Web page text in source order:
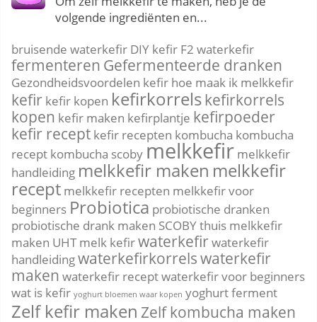
volgende ingrediënten en...
bruisende waterkefir DIY kefir F2 waterkefir
fermenteren Gefermenteerde dranken
Gezondheidsvoordelen kefir hoe maak ik melkkefir
kefir kefir kopen kefirkorrelskefirkorrels
kopen kefir maken kefirplantje kefirpoeder
kefir recept kefir recepten kombucha kombucha
recept kombucha scoby melkkefir melkkefir
handleiding melkkefir maken melkkefir
recept melkkefir recepten melkkefir voor
beginners Probiotica probiotische dranken
probiotische drank maken SCOBYthuis melkkefir
maken UHT melk kefirwaterkefirwaterkefir
handleidingwaterkefirkorrelswaterkefir
maken waterkefir receptwaterkefir voor beginners
wat is kefir yoghurt bloemen waar kopen yoghurt ferment
Zelf kefir maken Zelf kombucha maken